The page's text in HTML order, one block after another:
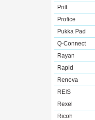
Pritt
Profice
Pukka Pad
Q-Connect
Rayan
Rapid
Renova
REIS
Rexel
Ricoh